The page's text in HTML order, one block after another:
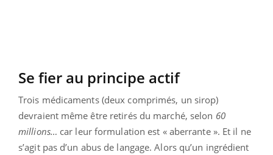
Se fier au principe actif
Trois médicaments (deux comprimés, un sirop)
devraient même être retirés du marché, selon 60
millions… car leur formulation est « aberrante ». Et il ne
s’agit pas d’un abus de langage. Alors qu’un ingrédient